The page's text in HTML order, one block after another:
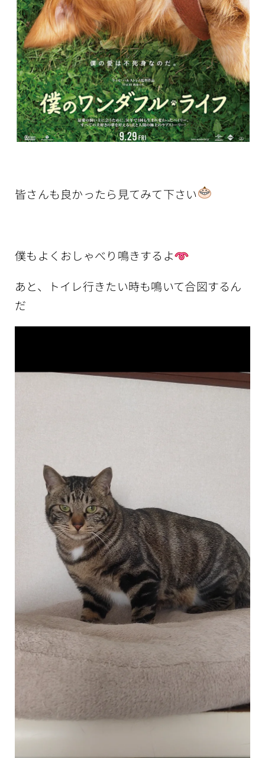
皆さんも良かったら見てみて下さい
僕もよくおしゃべり鳴きするよ
あと、トイレ行きたい時も鳴いて合図するん
だ